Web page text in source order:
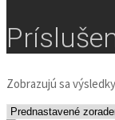
Zobrazujú sa